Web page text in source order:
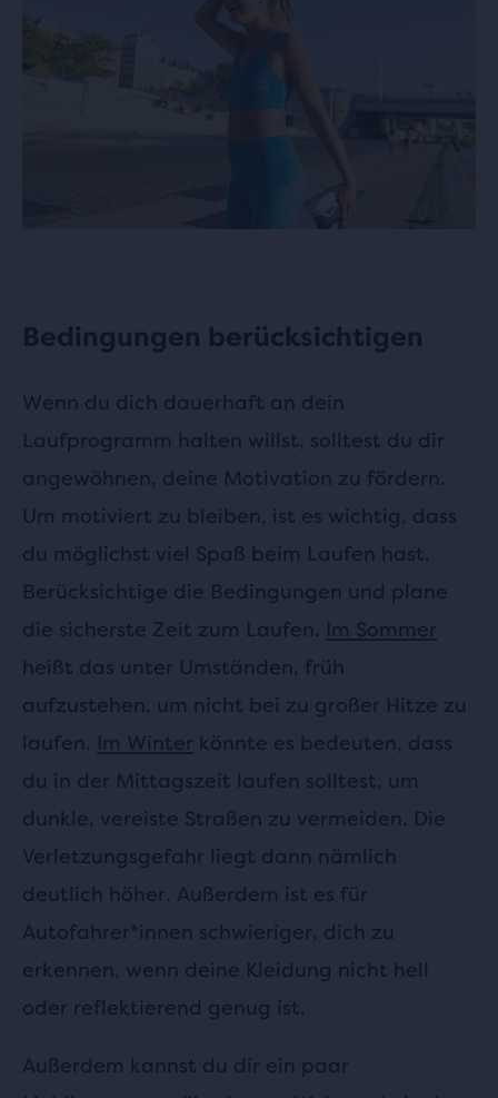
Bedingungen berücksichtigen
Wenn du dich dauerhaft an dein
Laufprogramm halten willst, solltest du dir
angewöhnen, deine Motivation zu fördern.
Um motiviert zu bleiben, ist es wichtig, dass
du möglichst viel Spaß beim Laufen hast.
Berücksichtige die Bedingungen und plane
die sicherste Zeit zum Laufen. Im Sommer
heißt das unter Umständen, früh
aufzustehen, um nicht bei zu großer Hitze zu
laufen. Im Winter könnte es bedeuten, dass
du in der Mittagszeit laufen solltest, um
dunkle, vereiste Straßen zu vermeiden. Die
Verletzungsgefahr liegt dann nämlich
deutlich höher. Außerdem ist es für
Autofahrer*innen schwieriger, dich zu
erkennen, wenn deine Kleidung nicht hell
oder reflektierend genug ist.
Außerdem kannst du dir ein paar